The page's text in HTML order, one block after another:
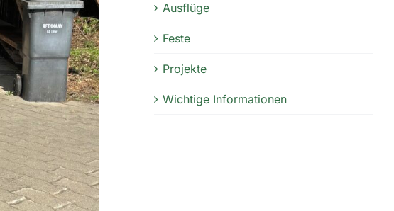
Ausflüge
Feste
Projekte
Wichtige Informationen